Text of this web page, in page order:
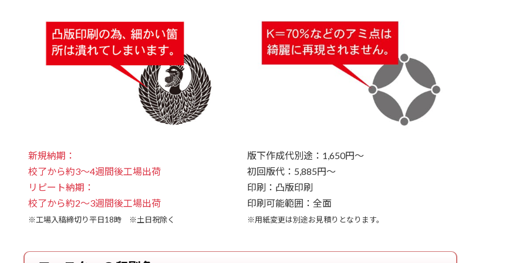
新規納期：
校了から約3～4週間後工場出荷
リピート納期：
校了から約2～3週間後工場出荷
※工場入稿締切り平日18時 ※土日祝除く
版下作成代別途：1,650円～
初回版代：5,885円～
印刷：凸版印刷
印刷可能範囲：全面
※用紙変更は別途お見積りとなります。